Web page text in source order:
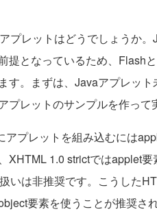
プレットはどうでしょうか
提となっているため、Flash
す。まずは、Javaアプレッ
プレットのサンプルを作って
プレットを組み込むには
XHTML 1.0 strictではapplet要
いは非推奨です。こうした
要素を使うことが推奨さ